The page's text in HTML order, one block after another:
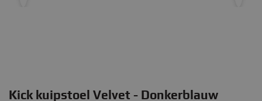
Kick kuipstoel Velvet - Donkerblauw